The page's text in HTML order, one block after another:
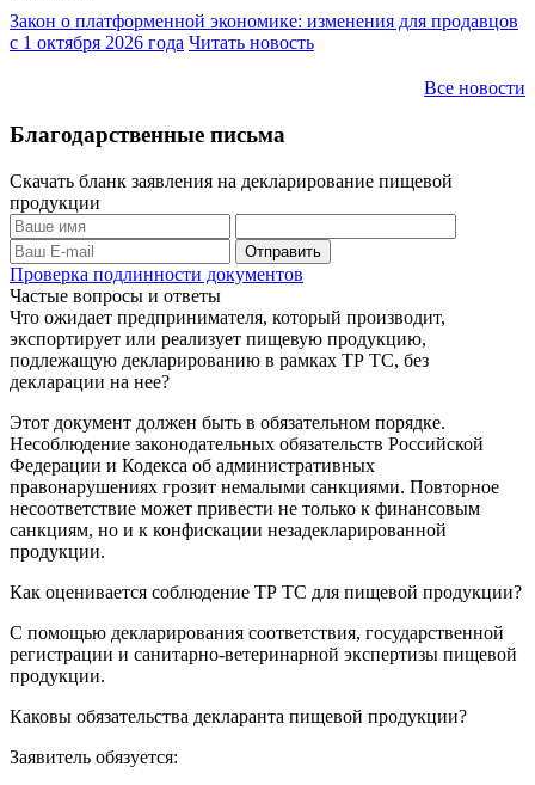
Закон о платформенной экономике: изменения для продавцов
с 1 октября 2026 года Читать новость
Все новости
Благодарственные письма
Скачать бланк заявления на декларирование пищевой
продукции
Проверка подлинности документов
Частые вопросы и ответы
Что ожидает предпринимателя, который производит,
экспортирует или реализует пищевую продукцию,
подлежащую декларированию в рамках ТР ТС, без
декларации на нее?
Этот документ должен быть в обязательном порядке.
Несоблюдение законодательных обязательств Российской
Федерации и Кодекса об административных
правонарушениях грозит немалыми санкциями. Повторное
несоответствие может привести не только к финансовым
санкциям, но и к конфискации незадекларированной
продукции.
Как оценивается соблюдение ТР ТС для пищевой продукции?
С помощью декларирования соответствия, государственной
регистрации и санитарно-ветеринарной экспертизы пищевой
продукции.
Каковы обязательства декларанта пищевой продукции?
Заявитель обязуется: